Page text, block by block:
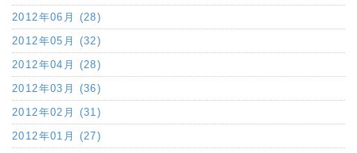
2012年06月 (28)
2012年05月 (32)
2012年04月 (28)
2012年03月 (36)
2012年02月 (31)
2012年01月 (27)